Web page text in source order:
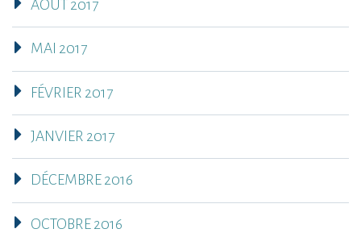
AOÛT 2017
MAI 2017
FÉVRIER 2017
JANVIER 2017
DÉCEMBRE 2016
OCTOBRE 2016